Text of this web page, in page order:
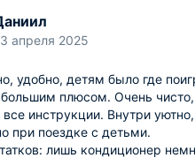
апреля 2025
удобно, детям было где
плюсом. Очень
все инструкции. Внутри
при поездке с детьми.
лишь кондиционер